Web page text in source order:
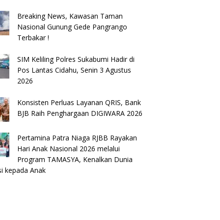
Breaking News, Kawasan Taman
Nasional Gunung Gede Pangrango
Terbakar !
SIM Keliling Polres Sukabumi Hadir di
Pos Lantas Cidahu, Senin 3 Agustus
2026
Konsisten Perluas Layanan QRIS, Bank
BJB Raih Penghargaan DIGIWARA 2026
Pertamina Patra Niaga RJBB Rayakan
Hari Anak Nasional 2026 melalui
Program TAMASYA, Kenalkan Dunia
kepada Anak